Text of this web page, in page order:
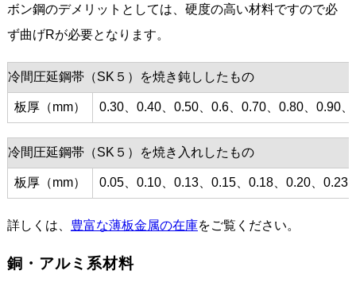
ボン鋼のデメリットとしては、硬度の高い材料ですので必
ず曲げRが必要となります。
冷間圧延鋼帯（SK５）を焼き鈍ししたもの
板厚（mm） 0.30、0.40、0.50、0.6、0.70、0.80、0.90
冷間圧延鋼帯（SK５）を焼き入れしたもの
板厚（mm） 0.05、0.10、0.13、0.15、0.18、0.20、
詳しくは、 豊富な薄板金属の在庫をご覧ください。
銅・アルミ系材料